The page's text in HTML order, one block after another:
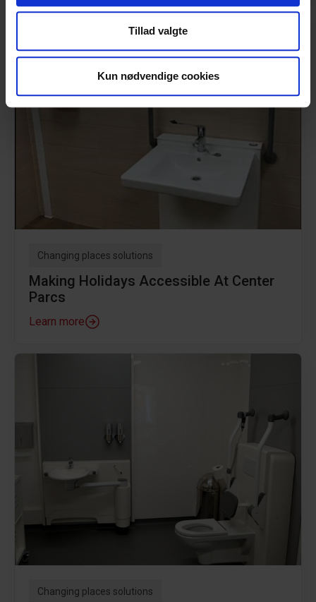
at analysere vores trafik. Vi deler også oplysninger om
din brug af vores hjemmeside med vores partnere inden
for sociale medier, annonceringspartnere og
data med andre oplysninger, du har givet dem, eller som
de har indsamlet fra din brug af deres tjenester.
Tillad valgte
Kun nødvendige cookies
Changing places solutions
Making Holidays Accessible At Center
Parcs
Learn more
Changing places solutions